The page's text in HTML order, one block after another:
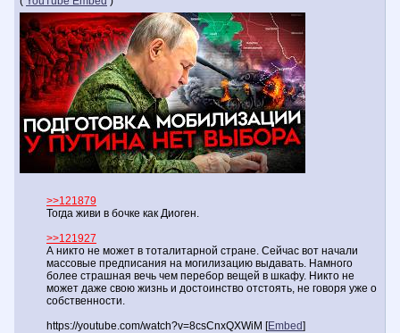
>>121879
Тогда живи в бочке как Диоген.
>>121927
А никто не может в тоталитарной стране. Сейчас вот начали
массовые предписания на могилизацию выдавать. Намного
более страшная вечь чем перебор вещей в шкафу. Никто не
может даже свою жизнь и достоинство отстоять, не говоря уже о
собственности.
https://youtube.com/watch?v=8csCnxQXWiM [Embed]